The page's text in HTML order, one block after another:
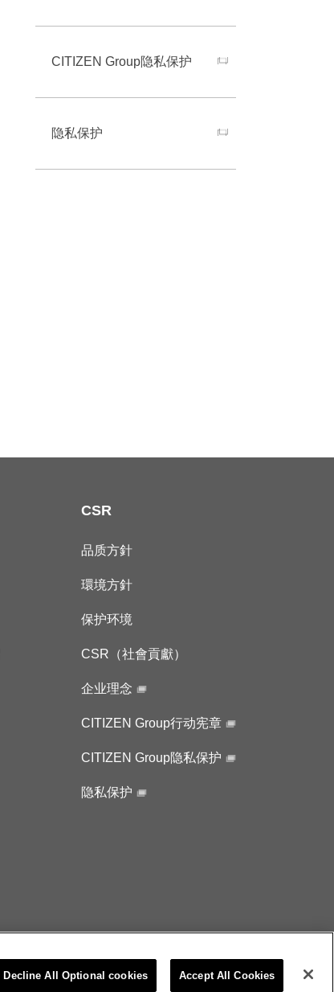
CITIZEN Group隐私保护
隐私保护
CSR
品质方針
環境方針
保护环境
CSR（社會貢獻）
企业理念
CITIZEN Group行动宪章
CITIZEN Group隐私保护
隐私保护
Decline All Optional cookies Accept All Cookies